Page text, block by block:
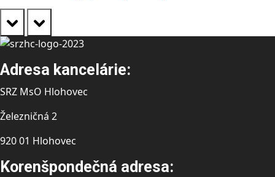
prev next
Adresa kancelárie:
SRZ MsO Hlohovec
Železničná 2
920 01 Hlohovec
Korenšpondečná adresa: